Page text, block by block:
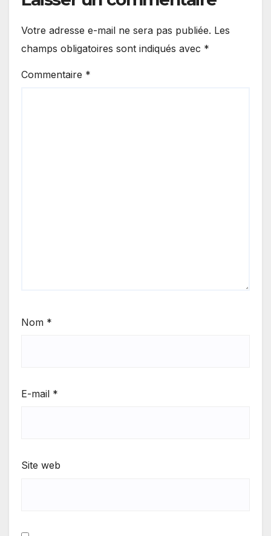
Votre adresse e-mail ne sera pas publiée. Les
champs obligatoires sont indiqués avec *
Commentaire *
Nom *
E-mail *
Site web